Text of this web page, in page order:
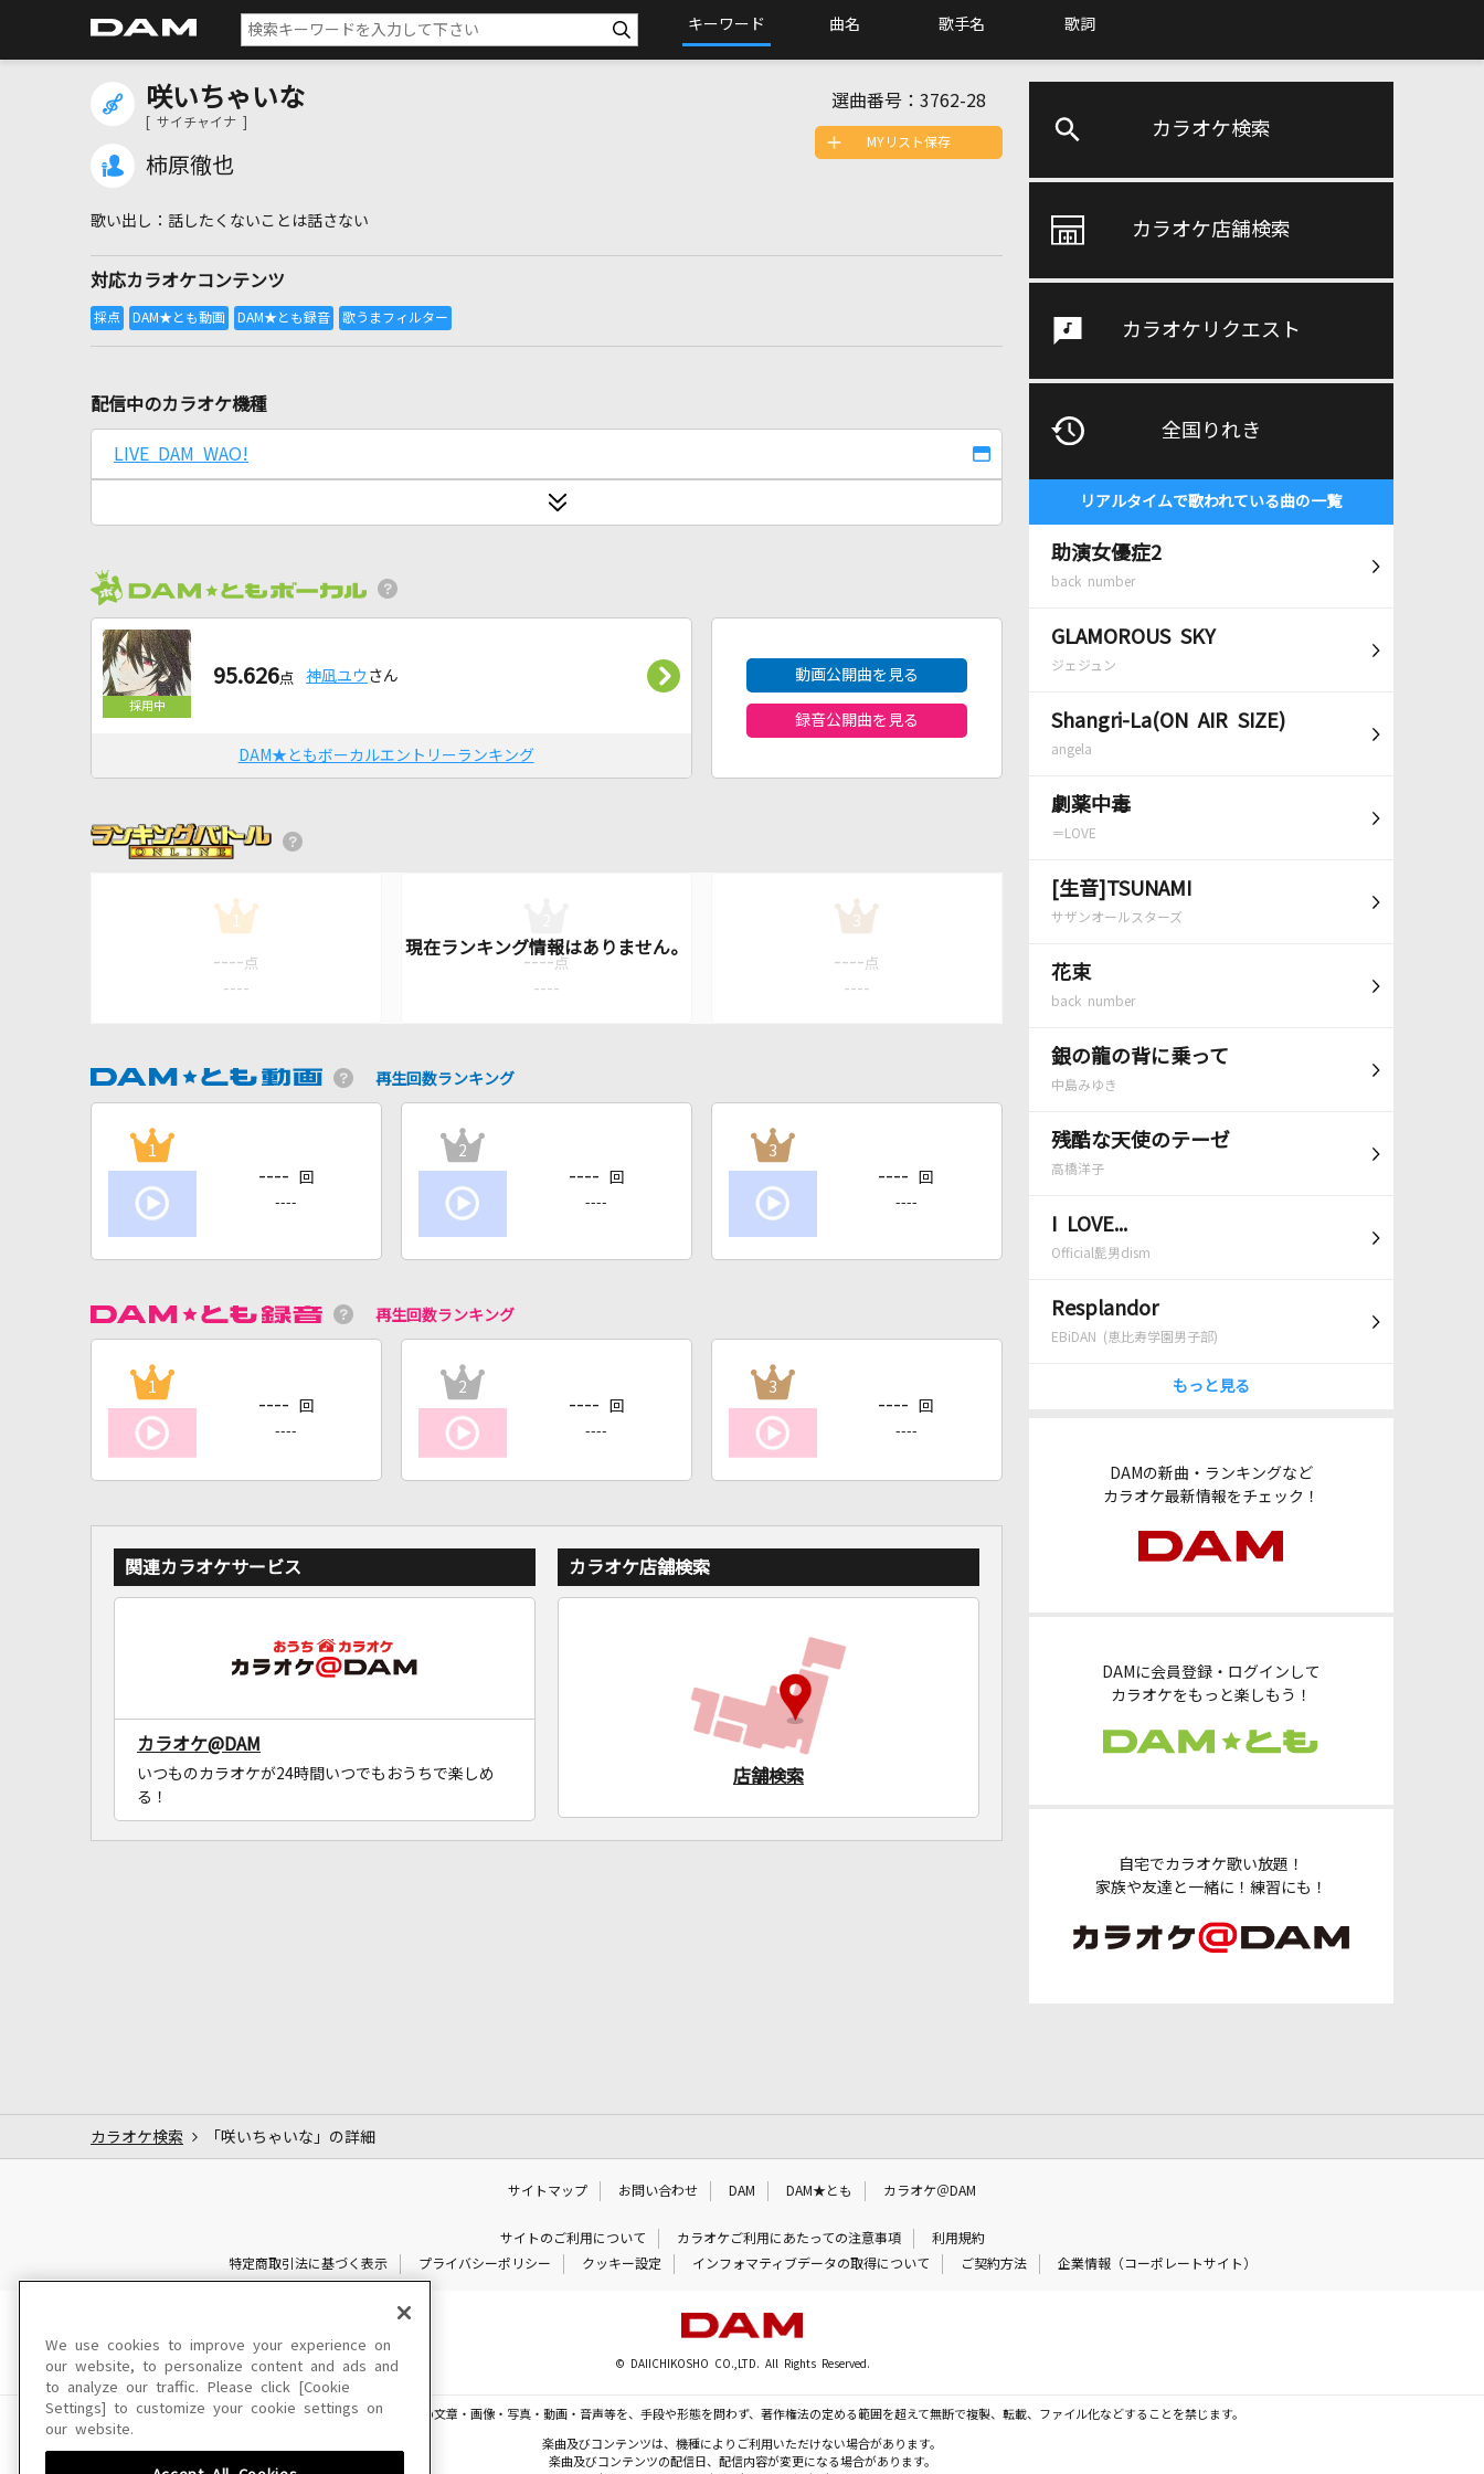
キーワード 曲名 歌手名 歌詞
カラオケ検索
カラオケ店舗検索
カラオケリクエスト
全国りれき
リアルタイムで歌われている曲の一覧
助演女優症2
back number
GLAMOROUS SKY
ジェジュン
Shangri-La(ON AIR SIZE)
angela
劇薬中毒
＝LOVE
[生音]TSUNAMI
サザンオールスターズ
花束
back number
銀の龍の背に乗って
中島みゆき
残酷な天使のテーゼ
高橋洋子
I LOVE...
Official髭男dism
Resplandor
EBiDAN (恵比寿学園男子部)
もっと見る
DAMの新曲・ランキングなど
カラオケ最新情報をチェック！
DAMに会員登録・ログインして
カラオケをもっと楽しもう！
自宅でカラオケ歌い放題！
家族や友達と一緒に！練習にも！
咲いちゃいな
[ サイチャイナ ]
柿原徹也
選曲番号： 3762-28
話したくないことは話さない
対応カラオケコンテンツ
MYリスト保存
配信中のカラオケ機種
LIVE DAM WAO!
95.626点 神凪ユウ さん
DAM★ともボーカルエントリーランキング
動画公開曲を見る
録音公開曲を見る
1
---- 点
----
---- 点
----
3
---- 点
----
再生回数ランキング
1
---- 回
----
2
---- 回
----
3
---- 回
----
再生回数ランキング
1
---- 回
----
2
---- 回
----
3
---- 回
----
関連カラオケサービス
カラオケ@DAM
いつものカラオケが24時間いつでもおうちで楽しめ
る！
カラオケ店舗検索
店舗検索
カラオケ検索 「咲いちゃいな」の詳細
サイトマップ お問い合わせ DAM DAM★とも カラオケ＠DAM
サイトのご利用について カラオケご利用にあたっての注意事項
利用規約
特定商取引法に基づく表示
プライバシーポリシー クッキー設定 インフォマティブデータの取得について ご契約方法 企業情報（コーポレートサイト）
© DAIICHIKOSHO CO.,LTD. All Rights Reserved.
このサイトに掲載されている一切の文章・画像・写真・動画・音声等を、手段や形態を問わず、著作権法の定める範囲を超えて無断で複製、転載、ファイル化などすることを禁じます。
楽曲及びコンテンツは、機種によりご利用いただけない場合があります。
楽曲及びコンテンツの配信日、配信内容が変更になる場合があります。
We use cookies to improve your experience on
our website, to personalize content and ads and
to analyze our traffic. Please click [Cookie
Settings] to customize your cookie settings on
our website.